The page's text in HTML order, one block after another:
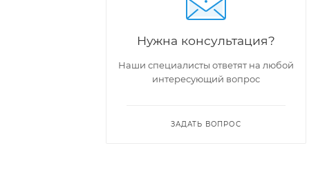
Нужна консультация?
Наши специалисты ответят на любой
интересующий вопрос
ЗАДАТЬ ВОПРОС